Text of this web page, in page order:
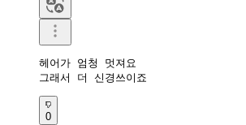
헤어가 엄청 멋져요
그래서 더 신경쓰이죠
0